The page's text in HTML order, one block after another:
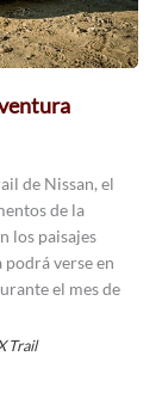
de Nissan, el
de la
los paisajes
verse en
el mes de
Trail